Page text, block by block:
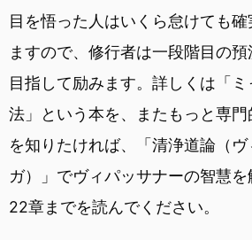
目を悟った人はいくら怠けても
ますので、修行者は一段階目の
目指して励みます。詳しくは「
法」という本を、またもっと専門
を知りたければ、「清浄道論（ヴ
ガ）」でヴィパッサナーの智慧
22章までを読んでください。